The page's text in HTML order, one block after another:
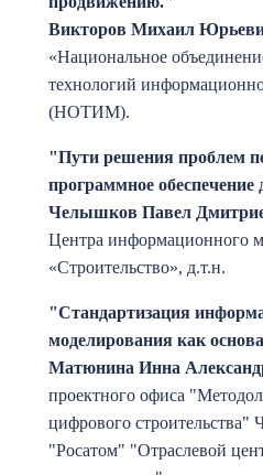
Викторов Михаил
«Национальное
технологий
(НОТИМ).
"Пути решения проблем
программное
Челышков Павел
Центра информационного
«Строительство», д.т.н.
"Стандартизация
моделирования как
Матюнина Инна
проектного офиса
цифрового строительства"
"Росатом" "Отраслевой